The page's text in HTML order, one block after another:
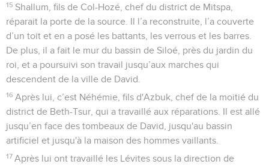
15 Shallum, fils de Col-Hozé, chef du district de Mitspa,
réparait la porte de la source. Il l’a reconstruite, l’a couverte
d’un toit et en a posé les battants, les verrous et les barres.
De plus, il a fait le mur du bassin de Siloé, près du jardin du
roi, et a poursuivi son travail jusqu’aux marches qui
descendent de la ville de David.
16 Après lui, c’est Néhémie, fils d'Azbuk, chef de la moitié du
district de Beth-Tsur, qui a travaillé aux réparations. Il est allé
jusqu’en face des tombeaux de David, jusqu'au bassin
artificiel et jusqu'à la maison des hommes vaillants.
17 Après lui ont travaillé les Lévites sous la direction de